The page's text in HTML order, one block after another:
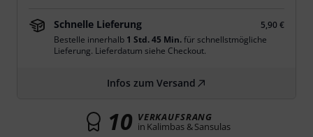
Schnelle Lieferung
5,90 €
Bestelle innerhalb 1 Std. 45 Min.für schnellstmögliche
Lieferung. Lieferdatum siehe Checkout.
Infos zum Versand
10 VERKAUFSRANG
in Kalimbas & Sansulas